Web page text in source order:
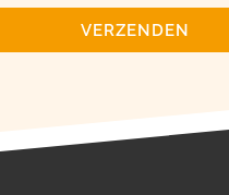
VERZENDEN